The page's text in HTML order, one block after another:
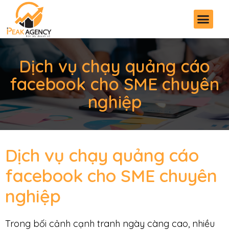
Dịch vụ chạy quảng cáo
facebook cho SME chuyên
nghiệp
Dịch vụ chạy quảng cáo
facebook cho SME chuyên
nghiệp
Trong bối cảnh cạnh tranh ngày càng cao, nhiều